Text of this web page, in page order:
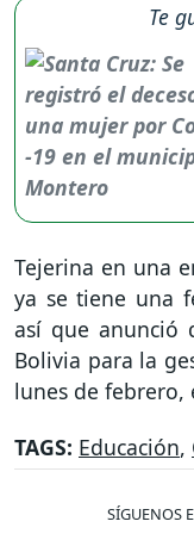
Te
Tejerina en una
ya se tiene una
así que anunció
Bolivia para la
lunes de febrero,
TAGS: Educación,
SÍGUENOS